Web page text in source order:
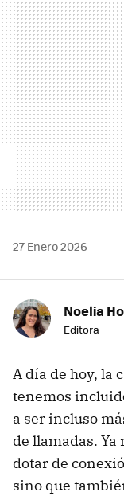
27 Enero 2026
Noelia
Editora
A día de hoy, la
tenemos
a ser incluso
de llamadas.
dotar de
sino que